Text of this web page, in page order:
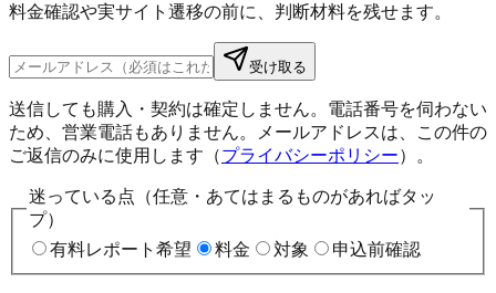
料金確認や実サイト遷移の前に、判断材料を残せます。
受け取る
送信しても購入・契約は確定しません。電話番号を伺わない
ため、営業電話もありません。メールアドレスは、この件の
ご返信のみに使用します（プライバシーポリシー）。
迷っている点（任意・あてはまるものがあればタッ
プ）
有料レポート希望
料金 対象 申込前確認